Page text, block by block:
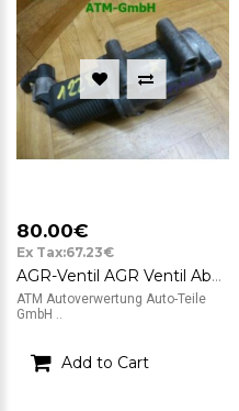
80.00€
Ex Tax:67.23€
AGR-Ventil AGR Ventil Abgasrückführventil Fiat Stilo Pierburg 7.22946.20 B714
ATM Autoverwertung Auto-Teile
GmbH ..
Add to Cart